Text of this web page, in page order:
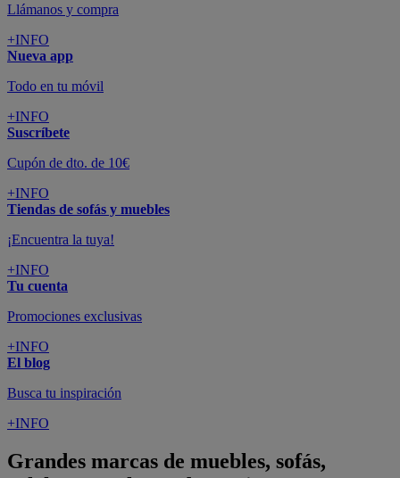
Llámanos y compra
+INFO
Nueva app
Todo en tu móvil
+INFO
Suscríbete
Cupón de dto. de 10€
+INFO
Tiendas de sofás y muebles
¡Encuentra la tuya!
+INFO
Tu cuenta
Promociones exclusivas
+INFO
El blog
Busca tu inspiración
+INFO
Grandes marcas de muebles, sofás,